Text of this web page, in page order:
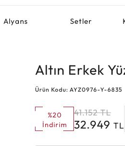
Alyans Setler
Altın Erkek
Ürün Kodu: AYZ0976-Y-6835
%20
İndirim
41.152 TL
32.949TL